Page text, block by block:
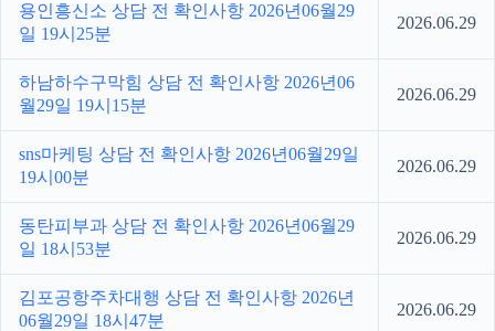
용인흥신소 상담 전 확인사항 2026년06월29
일 19시25분
2026.06.29
하남하수구막힘 상담 전 확인사항 2026년06
월29일 19시15분
2026.06.29
sns마케팅 상담 전 확인사항 2026년06월29일
19시00분
2026.06.29
동탄피부과 상담 전 확인사항 2026년06월29
일 18시53분
2026.06.29
김포공항주차대행 상담 전 확인사항 2026년
06월29일 18시47분
2026.06.29